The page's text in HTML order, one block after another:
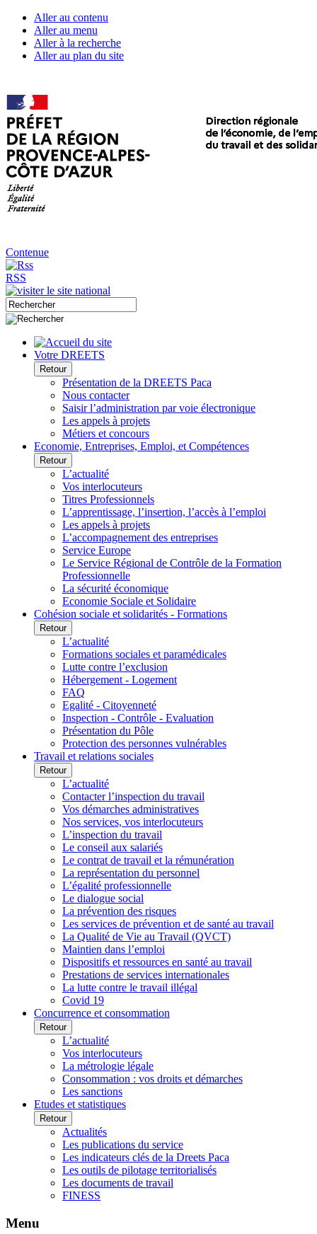
Aller au contenu
Aller au menu
Aller à la recherche
Aller au plan du site
Contenue
RSS
Votre DREETS
Retour
Présentation de la DREETS Paca
Nous contacter
Saisir l’administration par voie électronique
Les appels à projets
Métiers et concours
Economie, Entreprises, Emploi, et Compétences
Retour
L’actualité
Vos interlocuteurs
Titres Professionnels
L’apprentissage, l’insertion, l’accès à l’emploi
Les appels à projets
L’accompagnement des entreprises
Service Europe
Le Service Régional de Contrôle de la Formation
Professionnelle
La sécurité économique
Economie Sociale et Solidaire
Cohésion sociale et solidarités - Formations
Retour
L’actualité
Formations sociales et paramédicales
Lutte contre l’exclusion
Hébergement - Logement
FAQ
Egalité - Citoyenneté
Inspection - Contrôle - Evaluation
Présentation du Pôle
Protection des personnes vulnérables
Travail et relations sociales
Retour
L’actualité
Contacter l’inspection du travail
Vos démarches administratives
Nos services, vos interlocuteurs
L’inspection du travail
Le conseil aux salariés
Le contrat de travail et la rémunération
La représentation du personnel
L’égalité professionnelle
Le dialogue social
La prévention des risques
Les services de prévention et de santé au travail
La Qualité de Vie au Travail (QVCT)
Maintien dans l’emploi
Dispositifs et ressources en santé au travail
Prestations de services internationales
La lutte contre le travail illégal
Covid 19
Concurrence et consommation
Retour
L’actualité
Vos interlocuteurs
La métrologie légale
Consommation : vos droits et démarches
Les sanctions
Etudes et statistiques
Retour
Actualités
Les publications du service
Les indicateurs clés de la Dreets Paca
Les outils de pilotage territorialisés
Les documents de travail
FINESS
Menu